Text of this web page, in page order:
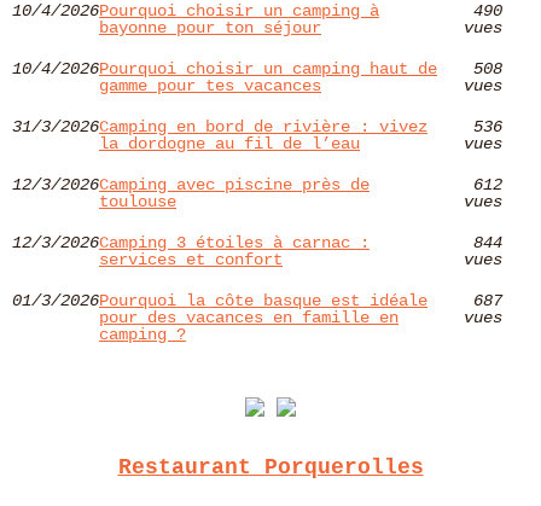
10/4/2026Pourquoi choisir un camping à
bayonne pour ton séjour
490
vues
10/4/2026Pourquoi choisir un camping haut de
gamme pour tes vacances
508
vues
31/3/2026Camping en bord de rivière : vivez
la dordogne au fil de l’eau
536
vues
12/3/2026Camping avec piscine près de
toulouse
612
vues
12/3/2026Camping 3 étoiles à carnac :
services et confort
844
vues
01/3/2026Pourquoi la côte basque est idéale
pour des vacances en famille en
camping ?
687
vues
Restaurant Porquerolles